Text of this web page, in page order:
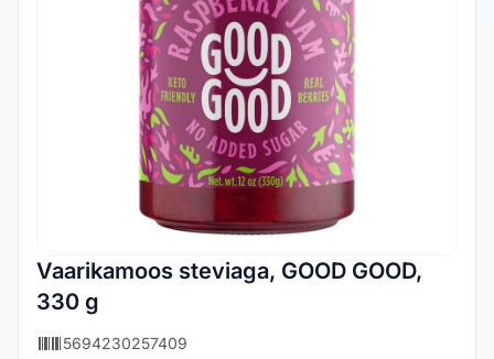
Vaarikamoos steviaga, GOOD GOOD,
330 g
5694230257409